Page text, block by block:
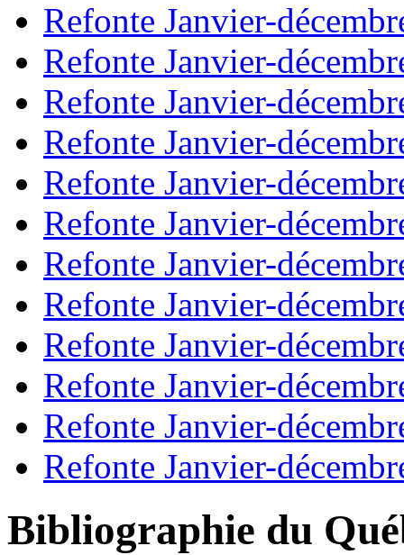
Refonte Janvier-
Refonte Janvier-
Refonte Janvier-
Refonte Janvier-
Refonte Janvier-
Refonte Janvier-
Refonte Janvier-
Refonte Janvier-
Refonte Janvier-
Refonte Janvier-
Refonte Janvier-
Refonte Janvier-
Bibliographie du